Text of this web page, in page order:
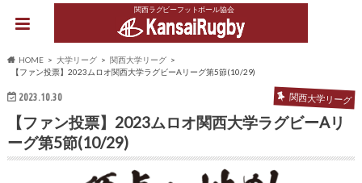
関西ラグビーフットボール協会
HOME 大学リーグ
関西大学リーグ
【ファン投票】2023ムロオ関西大学ラグビーAリーグ第5節(10/29)
2023.10.30 関西大学リーグ
【ファン投票】2023ムロオ関西大学ラグビーAリ
ーグ第5節(10/29)